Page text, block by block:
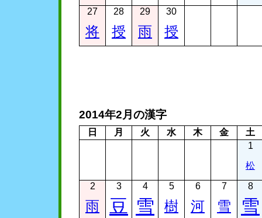
27
将
28
授
29
雨
30
授
2014年2月の漢字
日 月 火 水 木 金
土
1
松
2
雨
3
豆
4
雪
5
樹
6
河
7
雪
8
雪